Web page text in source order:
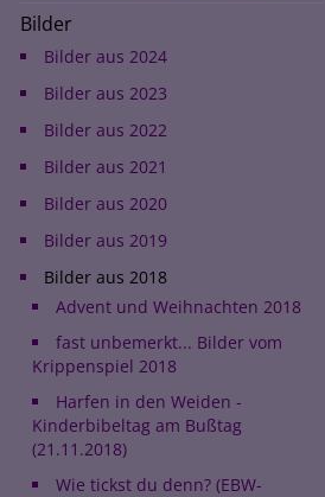
Bilder
Bilder aus 2024
Bilder aus 2023
Bilder aus 2022
Bilder aus 2021
Bilder aus 2020
Bilder aus 2019
Bilder aus 2018
Advent und Weihnachten 2018
fast unbemerkt... Bilder vom
Krippenspiel 2018
Harfen in den Weiden -
Kinderbibeltag am Bußtag
(21.11.2018)
Wie tickst du denn? (EBW-